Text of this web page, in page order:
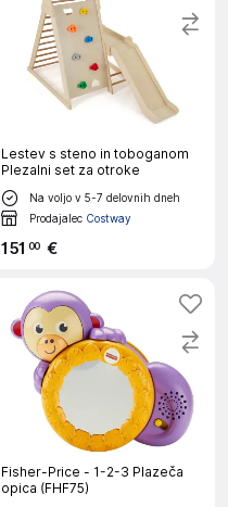
Lestev s steno in toboganom
Plezalni set za otroke
Na voljo v 5-7 delovnih dneh
Prodajalec Costway
151 00 €
Fisher-Price - 1-2-3 Plazeča
opica (FHF75)